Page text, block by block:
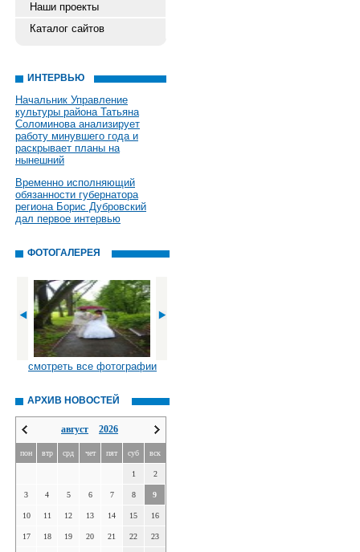
Наши проекты
Каталог сайтов
ИНТЕРВЬЮ
Начальник Управление
культуры района Татьяна
Соломинова анализирует
работу минувшего года и
раскрывает планы на
нынешний
Временно исполняющий
обязанности губернатора
региона Борис Дубровский
дал первое интервью
ФОТОГАЛЕРЕЯ
смотреть все фотографии
АРХИВ НОВОСТЕЙ
август 2026
пон втр срд чет пят суб вск
1 2
3 4 5 6 7 8 9
10 11 12 13 14 15 16
17 18 19 20 21 22 23